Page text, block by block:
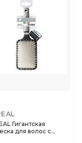
Гигантская
для волос с